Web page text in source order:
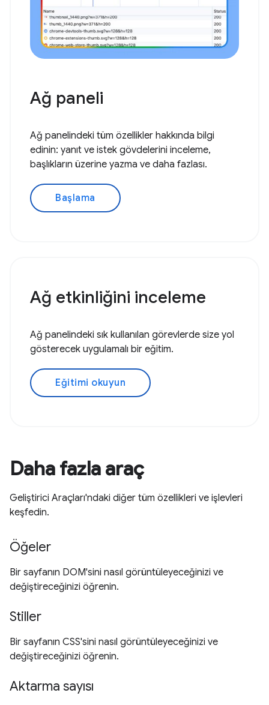
Ağ paneli
Ağ panelindeki tüm özellikler hakkında bilgi
edinin: yanıt ve istek gövdelerini inceleme,
başlıkların üzerine yazma ve daha fazlası.
Başlama
Ağ etkinliğini inceleme
Ağ panelindeki sık kullanılan görevlerde size yol
gösterecek uygulamalı bir eğitim.
Eğitimi okuyun
Daha fazla araç
Geliştirici Araçları'ndaki diğer tüm özellikleri ve işlevleri
keşfedin.
Öğeler
Bir sayfanın DOM'sini nasıl görüntüleyeceğinizi ve
değiştireceğinizi öğrenin.
Stiller
Bir sayfanın CSS'sini nasıl görüntüleyeceğinizi ve
değiştireceğinizi öğrenin.
Aktarma sayısı